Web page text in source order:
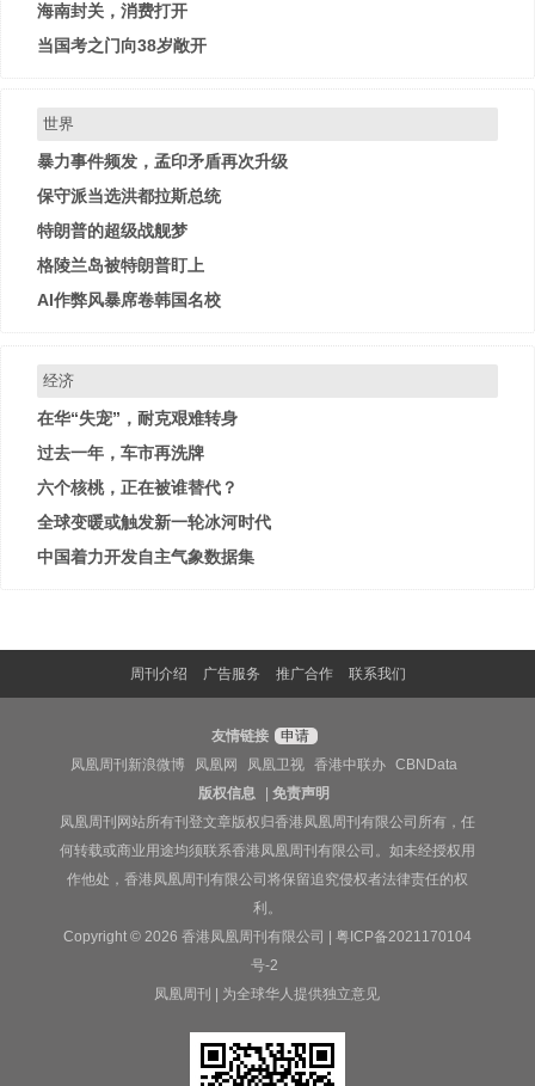
海南封关，消费打开
当国考之门向38岁敞开
世界
暴力事件频发，孟印矛盾再次升级
保守派当选洪都拉斯总统
特朗普的超级战舰梦
格陵兰岛被特朗普盯上
AI作弊风暴席卷韩国名校
经济
在华“失宠”，耐克艰难转身
过去一年，车市再洗牌
六个核桃，正在被谁替代？
全球变暖或触发新一轮冰河时代
中国着力开发自主气象数据集
周刊介绍 广告服务 推广合作 联系我们
友情链接
申请
凤凰周刊新浪微博
凤凰网 凤凰卫视 香港中联办
CBNData
版权信息
|免责声明
凤凰周刊网站所有刊登文章版权归香港凤凰周刊有限公司所有，任
何转载或商业用途均须联系香港凤凰周刊有限公司。如未经授权用
作他处，香港凤凰周刊有限公司将保留追究侵权者法律责任的权
利。
Copyright © 2026 香港凤凰周刊有限公司 | 粤ICP备2021170104
号-2
凤凰周刊 | 为全球华人提供独立意见